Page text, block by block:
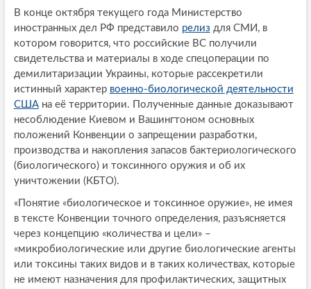
В конце октября текущего года Министерство
иностранных дел РФ представило релиз для СМИ, в
котором говорится, что российские ВС получили
свидетельства и материалы в ходе спецоперации по
демилитаризации Украины, которые рассекретили
истинный характер военно-биологической деятельности
СШАна её территории. Полученные данные доказывают
несоблюдение Киевом и Вашингтоном основных
положений Конвенции о запрещении разработки,
производства и накопления запасов бактериологического
(биологического) и токсинного оружия и об их
уничтожении (КБТО).
«Понятие «биологическое и токсинное оружие», не имея
в тексте Конвенции точного определения, разъясняется
через концепцию «количества и цели» –
«микробиологические или другие биологические агенты
или токсины таких видов и в таких количествах, которые
не имеют назначения для профилактических, защитных